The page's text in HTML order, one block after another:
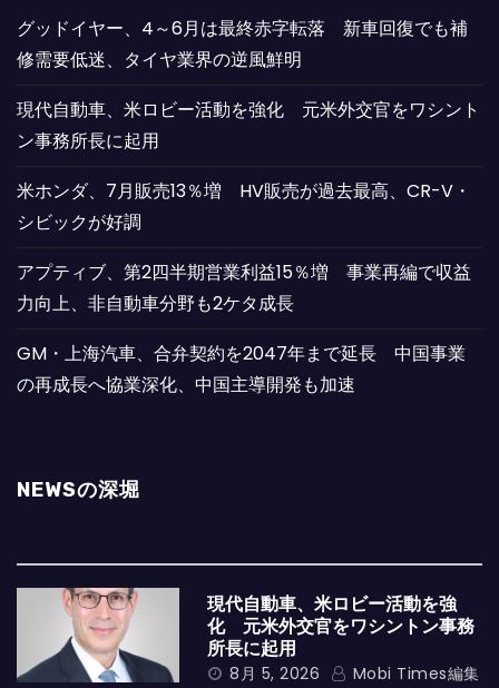
グッドイヤー、4～6月は最終赤字転落 新車回復でも補
修需要低迷、タイヤ業界の逆風鮮明
現代自動車、米ロビー活動を強化 元米外交官をワシント
ン事務所長に起用
米ホンダ、7月販売13％増 HV販売が過去最高、CR-V・
シビックが好調
アプティブ、第2四半期営業利益15％増 事業再編で収益
力向上、非自動車分野も2ケタ成長
GM・上海汽車、合弁契約を2047年まで延長 中国事業
の再成長へ協業深化、中国主導開発も加速
NEWSの深堀
現代自動車、米ロビー活動を強
化 元米外交官をワシントン事務
所長に起用
8月 5, 2026
Mobi Times編集